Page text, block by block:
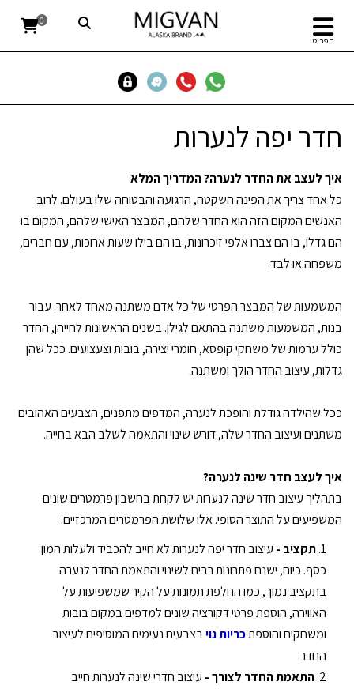
תפריט
0
חדר יפה לנערות
איך לעצב את החדר לנערה? המדריך המלא
כל אחד צריך את הפינה השקטה, הרגועה והבטוחה שלו בעולם. לרוב
האנשים המקום הזה הוא החדר שלהם, המבצר האישי שלהם, המקום בו
הם גדלו, בו הם צברו אלפי זיכרונות, בו הם בילו שעות ארוכות, עם חברים,
משפחה או לבד.
המשמעות של המבצר הפרטי של כל אדם משתנה מאחד לאחר. עבור
בנות, המשמעות משתנה בהתאם לגילן. בשנים הראשונות לחייהן, החדר
כולל ערמות של משחקי קופסא, חומרי יצירה, בובות וצעצועים. ככל שהן
גדלות, עיצוב החדר הולך ומשתנה.
ככל שהילדה גודלת והופכת לנערה, המדפים מתפנים, הצבעים האהובים
משתנים ועיצוב החדר שלה, דורש שינוי והתאמה לשלב הבא בחייה.
איך לעצב חדר שינה לנערה?
בתהליך עיצוב חדר שינה לנערות יש לקחת בחשבון פרמטרים שונים
המשפיעים על התוצר הסופי. אלו שלושת הפרמטרים המרכזיים:
תקציב - עיצוב חדר יפה לנערות לא חייב להכביד ולעלות המון
כסף. כיום, ישנם פתרונות רבים לשינוי והתאמת החדר לנערה
בתקציב נמוך, כמו החלפת תמונות על הקיר שמשפיעות על
האווירה, הוספת פרטי דקורציה שונים למדפים במקום בובות
ומשחקים והוספתכריות נויבצבעים נעימים המוסיפים לעיצוב
החדר.
התאמת החדר לצורך - עיצוב חדרי שינה לנערות חייב